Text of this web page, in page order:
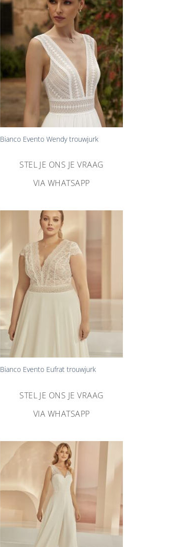
Aan
verlanglijst
toevoegen
Bianco Evento Wendy trouwjurk
STEL JE ONS JE VRAAG
VIA WHATSAPP
Bianco Evento Eufrat trouwjurk
STEL JE ONS JE VRAAG
VIA WHATSAPP